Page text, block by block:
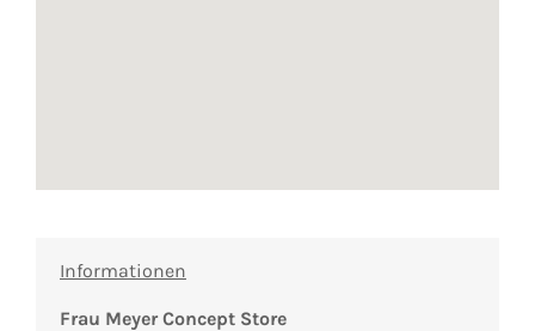
Informationen
Frau Meyer Concept Store